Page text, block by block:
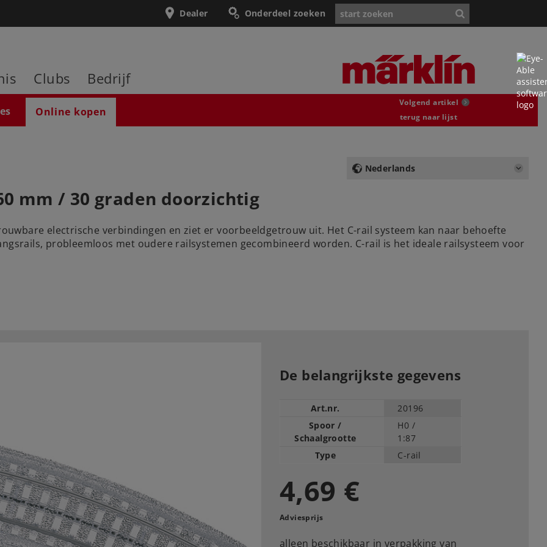
Onderdeel zoeken
Dealer
Clubs Bedrijf
Online kopen
Volgend artikel
terug naar lijst
Nederlands
mm / 30 graden doorzichtig
electrische verbindingen en ziet er voorbeeldgetrouw uit. Het C-rail systeem kan naar behoefte
probleemloos met oudere railsystemen gecombineerd worden. C-rail is het ideale railsysteem voor
De belangrijkste gegevens
Art.nr.
20196
Spoor /
Schaalgrootte
H0 /
1:87
Type
C-rail
4,69 €
Adviesprijs
alleen beschikbaar in verpakking van